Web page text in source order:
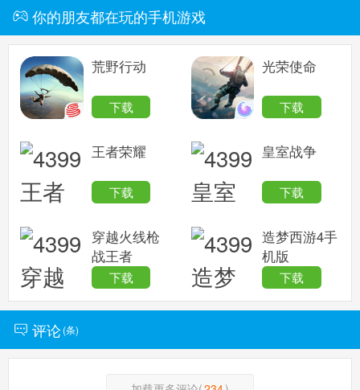
你的朋友都在玩的手机游戏
荒野行动
下载
光荣使命
下载
王者荣耀
下载
皇室战争
下载
穿越火线枪
战王者
下载
造梦西游4手
机版
下载
评论(条)